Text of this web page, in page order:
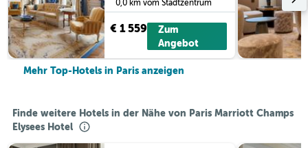
0,0 km vom Stadtzentrum
€ 1 559
Zum
Angebot
Mehr Top-Hotels in Paris anzeigen
Finde weitere Hotels in der Nähe von Paris Marriott Champs
Elysees Hotel